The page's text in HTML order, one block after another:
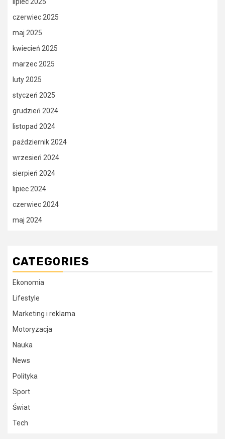
czerwiec 2025
maj 2025
kwiecień 2025
marzec 2025
luty 2025
styczeń 2025
grudzień 2024
listopad 2024
październik 2024
wrzesień 2024
sierpień 2024
lipiec 2024
czerwiec 2024
maj 2024
CATEGORIES
Ekonomia
Lifestyle
Marketing i reklama
Motoryzacja
Nauka
News
Polityka
Sport
Świat
Tech